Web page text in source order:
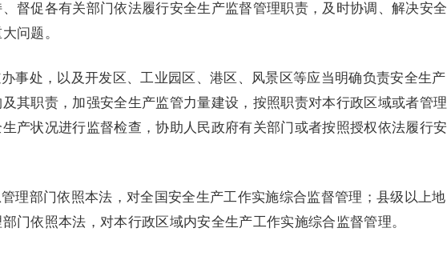
督促各有关部门依法履行安全生产监督管理职责，及时协调、解决安全
问题。
事处，以及开发区、工业园区、港区、风景区等应当明确负责安全生产
其职责，加强安全生产监管力量建设，按照职责对本行政区域或者管理
产状况进行监督检查，协助人民政府有关部门或者按照授权依法履行安
理部门依照本法，对全国安全生产工作实施综合监督管理；县级以上地
门依照本法，对本行政区域内安全生产工作实施综合监督管理。